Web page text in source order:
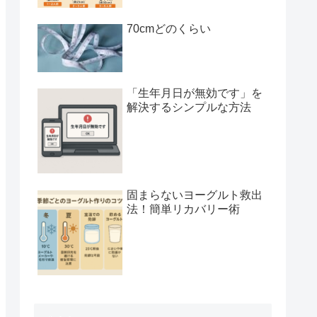
70cmどのくらい
「生年月日が無効です」を
解決するシンプルな方法
固まらないヨーグルト救出
法！簡単リカバリー術